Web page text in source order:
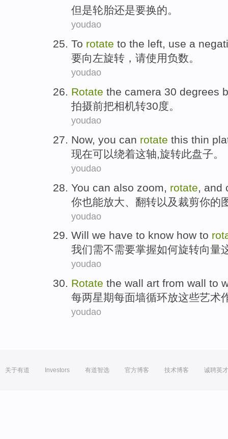
但是轮胎还是要换的。
youdao
To rotate to the left, use a
要向左旋转 ， 请使用负数。
youdao
Rotate the camera 30 degrees
拍摄前把相机转30度。
youdao
Now, you can rotate this thin
现在可以绕着这轴,旋转此盘子。
youdao
You can also zoom rotate and
你也能放大 翻转以及 裁剪你的
youdao
Will we have to know how to
我们需不需要掌握如何旋转向量
youdao
Rotate the wall art from wall to
每两星期每面墙循环放这些艺术
youdao
关于有道 Investors 有道智选 官方博客 技术博客 诚聘英才